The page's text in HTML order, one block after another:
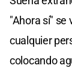
"Ahora sí" se
cualquier
colocando